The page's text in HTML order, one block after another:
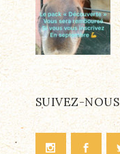
SUIVEZ-NOUS